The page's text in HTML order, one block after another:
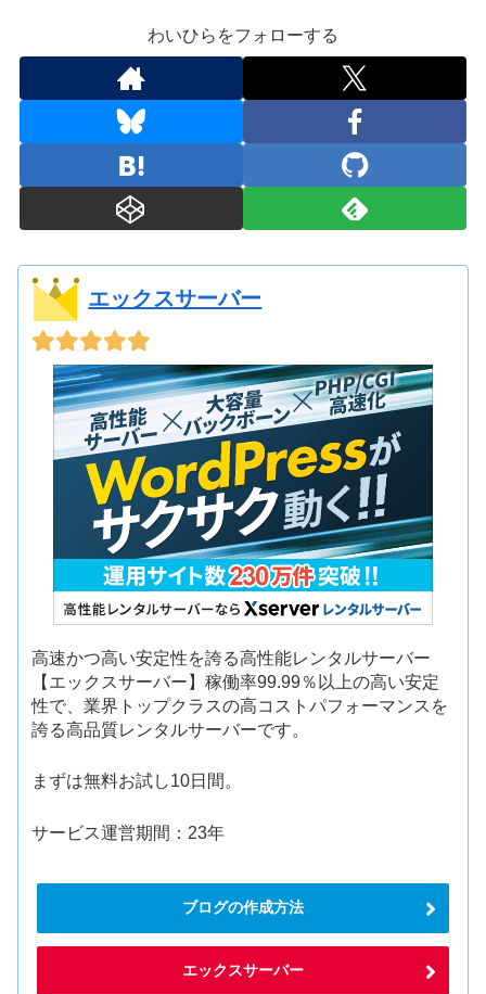
わいひらをフォローする
エックスサーバー
高速かつ高い安定性を誇る高性能レンタルサーバー
【エックスサーバー】稼働率99.99％以上の高い安定
性で、業界トップクラスの高コストパフォーマンスを
誇る高品質レンタルサーバーです。
まずは無料お試し10日間。
サービス運営期間：23年
ブログの作成方法
エックスサーバー